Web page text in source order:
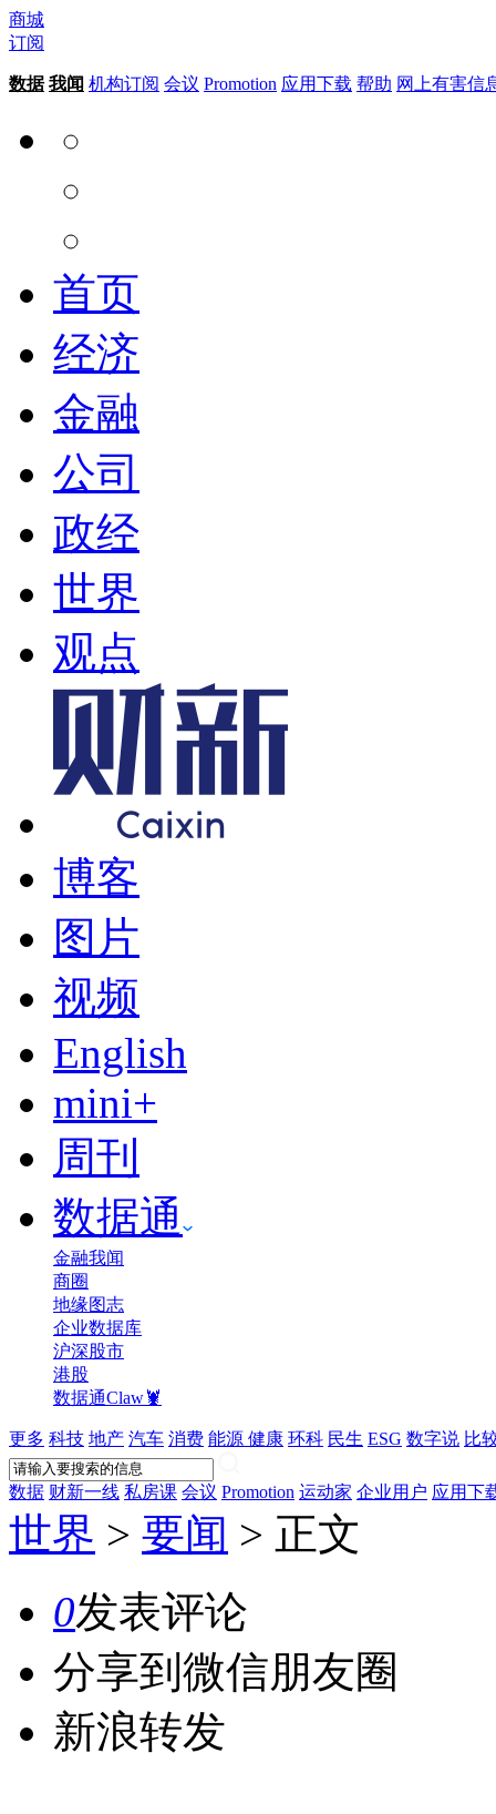
商城
订阅
数据 我闻 机构订阅 会议 Promotion 应用下载 帮助 网上有害信
首页
经济
金融
公司
政经
世界
观点
博客
图片
视频
English
mini+
周刊
数据通
金融我闻
商圈
地缘图志
企业数据库
沪深股市
港股
数据通Claw🦞
更多 科技 地产 汽车 消费 能源 健康 环科 民生 ESG 数字说 比
数据 财新一线 私房课 会议 Promotion 运动家 企业用户 应用下
世界 > 要闻 > 正文
0发表评论
分享到微信朋友圈
新浪转发